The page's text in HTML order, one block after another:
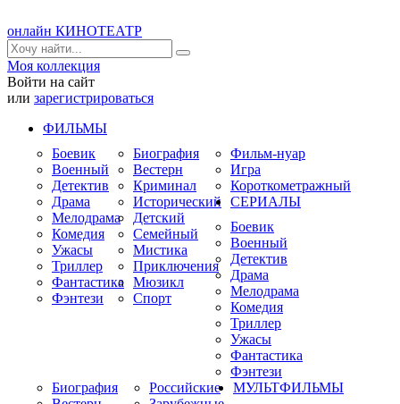
онлайн КИНОТЕАТР
Моя коллекция
Войти на сайт
или зарегистрироваться
ФИЛЬМЫ
Боевик
Военный
Детектив
Драма
Мелодрама
Комедия
Ужасы
Триллер
Фантастика
Фэнтези
Биография
Вестерн
Криминал
Исторический
Детский
Семейный
Мистика
Приключения
Мюзикл
Спорт
Фильм-нуар
Игра
Короткометражный
СЕРИАЛЫ
Боевик
Военный
Детектив
Драма
Мелодрама
Комедия
Триллер
Ужасы
Фантастика
Фэнтези
Биография
Российские
МУЛЬТФИЛЬМЫ